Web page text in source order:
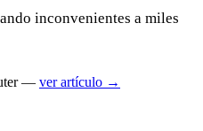
inconvenientes a miles
— ver artículo →